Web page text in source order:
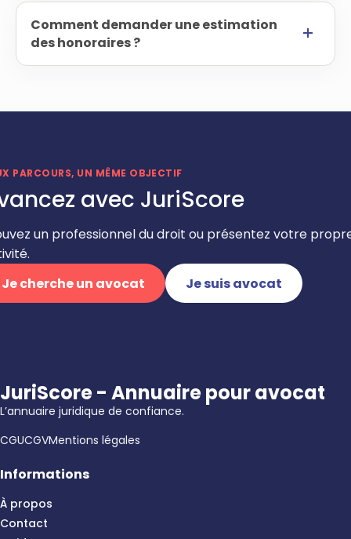
Comment demander une estimation
des honoraires ?
PARCOURS, UN MÊME OBJECTIF
avec JuriScore
un professionnel du droit ou présentez votre
Je cherche un avocat
Je suis avocat
JuriScore - Annuaire pour avocat
L’annuaire juridique de confiance.
CGUCGVMentions légales
Informations
À propos
Contact